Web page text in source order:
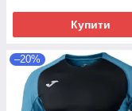
Купити
–20%